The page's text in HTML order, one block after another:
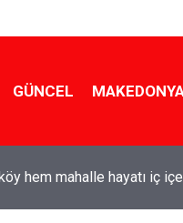
GÜNCEL
hem mahalle hayatı iç